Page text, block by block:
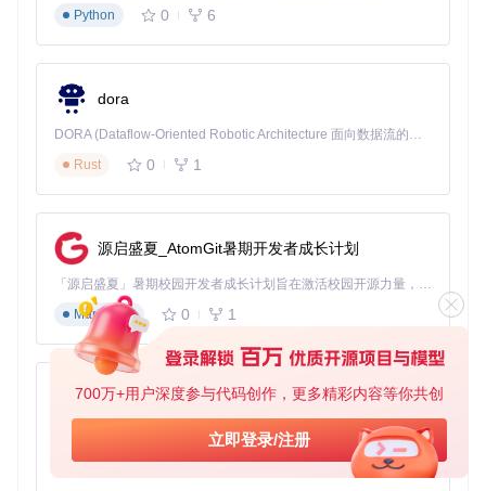
700万+用户深度参与代码创作，更多精彩内容等你共创
立即登录/注册
操作节省75%时间，多任务并发解析稳定性达98.7%
新增应用场景：4K视频文件（8.7GB）直链播放测试
缓冲表现：平均缓冲时间12秒，较原平台播放器减少65%
清晰度保持：全程维持2160P/60fps原始画质，无压缩损耗
媒体文件的流畅在线播放
价值分析：工具的技术定位与适用场景
技术选型决策树
如何判断该工具是否适合你的使用场景？
主要使用场景：办公文件下载→适合；加密文件传输→不
适合
常用网盘平台：主流八大平台→适合；私有企业网盘→需
测试
网络环境：稳定宽带→适合；高延迟网络→需调整分片参
设备配置：内存≥4GB→适合；低配设备→建议关闭预览功
Python
0 6
dora
DORA (Dataflow-Oriented Robotic Architecture 面向数据流的机器人架构) 是为 AI 与具身智能机器人打造的高性能开发框架，以数据流范式重构开发逻辑，原生支持分布式部署与端边云协同 —— 无需复杂适配，即可实现一体端到端具身大小脑、VLA等模型部署，无缝衔接感知、推理、控制全链路，让 AI 能力与机器人动作深度融合。 依托 Rust 内核与零拷贝通信技术，它将具身大小脑、VLA等模型推理、多模态数据融合延迟压缩至微秒级，同时兼容 ROS2 生态与国产 AI 芯片，彻底降低具身智能机器人的开发门槛，让分布式部署下的 AI 赋能创新更高效、更灵活。
Rust
0 1
源启盛夏_AtomGit暑期开发者成长计划
「源启盛夏」暑期校园开发者成长计划旨在激活校园开源力量，通过积分激励、认证扶持、资源倾斜等形式，引导高校组织和开发者完成「入驻 — 建项目 — 做贡献 — 获认证 — 得资源」的完整闭环。无论你是想带领社团入驻平台的组织者，还是希望用代码贡献证明自己的开发者，都能在这里找到属于你的成长路径。
Markdown
0 1
py-xiaozhi
基于Python的Xiaozhi AI，适用于想要完整Xiaozhi体验而无需拥有专用硬件的用户。
Python
0 1